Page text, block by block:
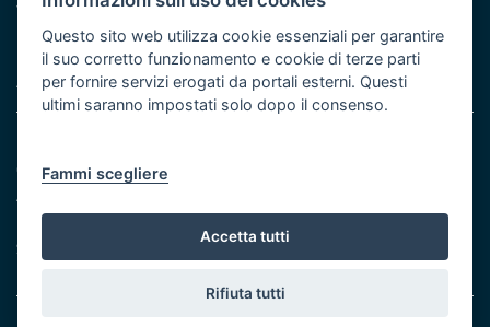
Vai al sito di Protezione Civile Puglia
Iniziativa finanziata con risorse del POR Puglia 2014/2020 -
Asse XI
Cookie e privacy
Atti di notifica
Feed RSS
Servizi Intranet
Questo sito web utilizza cookie essenziali per garantire
il suo corretto funzionamento e cookie di terze parti
per fornire servizi erogati da portali esterni. Questi
ultimi saranno impostati solo dopo il consenso.
Fammi scegliere
Accetta tutti
Rifiuta tutti